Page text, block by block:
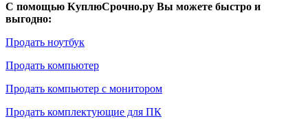
С помощью КуплюСрочно.ру Вы можете быстро и
выгодно:
Продать ноутбук
Продать компьютер
Продать компьютер с монитором
Продать комплектующие для ПК